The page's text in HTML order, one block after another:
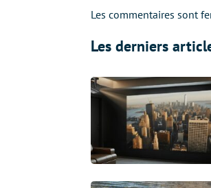
Les commentaires sont
Les derniers